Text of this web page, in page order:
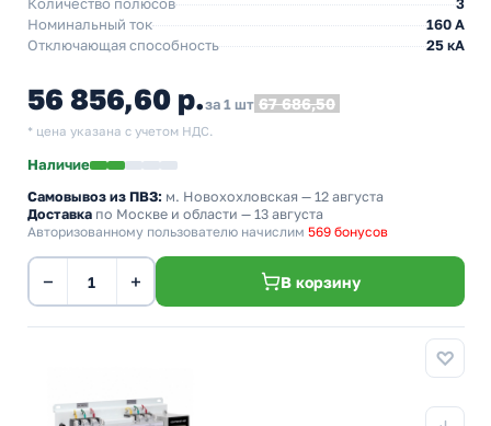
Номинальный ток
160 А
Отключающая способность
25 кА
56 856,60 р.за 1 шт 67 686,50
* цена указана с учетом НДС.
Наличие
Самовывоз из ПВЗ: м. Новохохловская — 12 августа
Доставка по Москве и области — 13 августа
Авторизованному пользователю начислим 569 бонусов
− + В корзину